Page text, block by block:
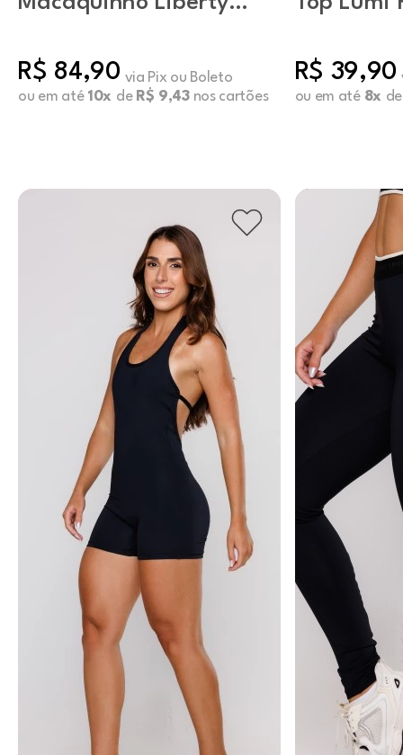
R$ 84,90 via Pix ou Boleto
ou em até 10x de R$ 9,43nos cartões
R$ 39,90
ou em até 8x